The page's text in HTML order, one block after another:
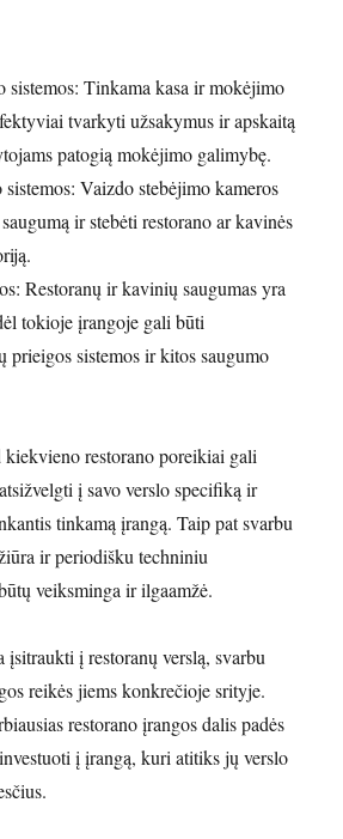
sistemos: Tinkama kasa ir mokėjimo
tvarkyti užsakymus ir apskaitą
patogią mokėjimo galimybę.
Vaizdo stebėjimo kameros
ir stebėti restorano ar kavinės
Restoranų ir kavinių saugumas yra
tokioje įrangoje gali būti
prieigos sistemos ir kitos saugumo
kiekvieno restorano poreikiai gali
į savo verslo specifiką ir
tinkamą įrangą. Taip pat svarbu
ir periodišku techniniu
veiksminga ir ilgaamžė.
į restoranų verslą, svarbu
reikės jiems konkrečioje srityje.
restorano įrangos dalis padės
į įrangą, kuri atitiks jų verslo